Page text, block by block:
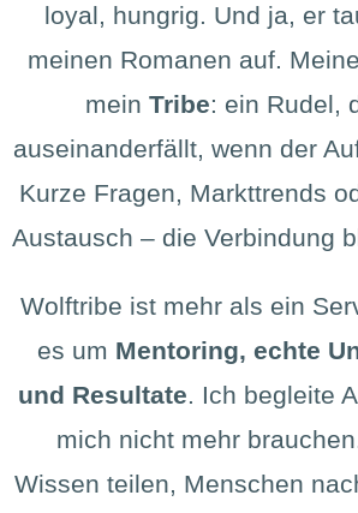
loyal, hungrig. Und ja, er
meinen Romanen auf.
mein Tribe: ein Rudel,
auseinanderfällt, wenn der
Kurze Fragen, Markttrends
Austausch – die Verbindung
Wolftribe ist mehr als ein
es um Mentoring, echte
und Resultate. Ich begleite
mich nicht mehr
Wissen teilen, Menschen